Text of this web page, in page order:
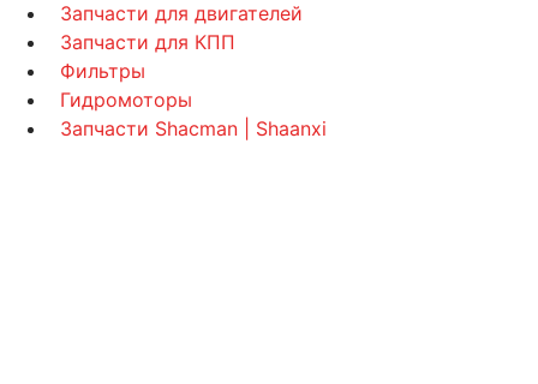
Запчасти для двигателей
Запчасти для КПП
Фильтры
Гидромоторы
Запчасти Shacman | Shaanxi